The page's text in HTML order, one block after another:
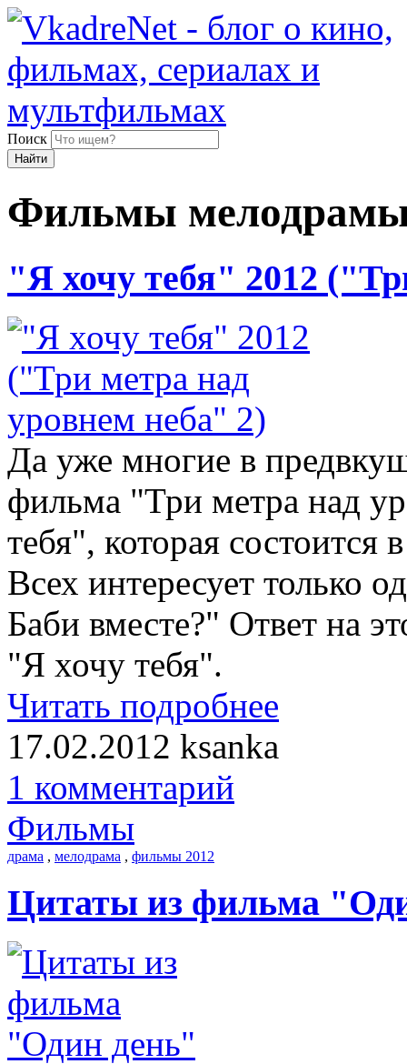
Поиск
Найти
Фильмы
"Я хочу тебя" 2012
Да уже многие в
фильма "Три метра над
тебя", которая
Всех интересует только
Баби вместе?" Ответ на
"Я хочу тебя".
Читать подробнее
17.02.2012 ksanka
1 комментарий
Фильмы
драма , мелодрама , фильмы 2012
Цитаты из фильма